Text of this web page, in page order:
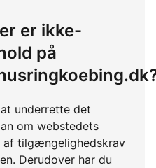
er ikke-
på
underrette det
om webstedets
af tilgængelighedskrav
Derudover har du